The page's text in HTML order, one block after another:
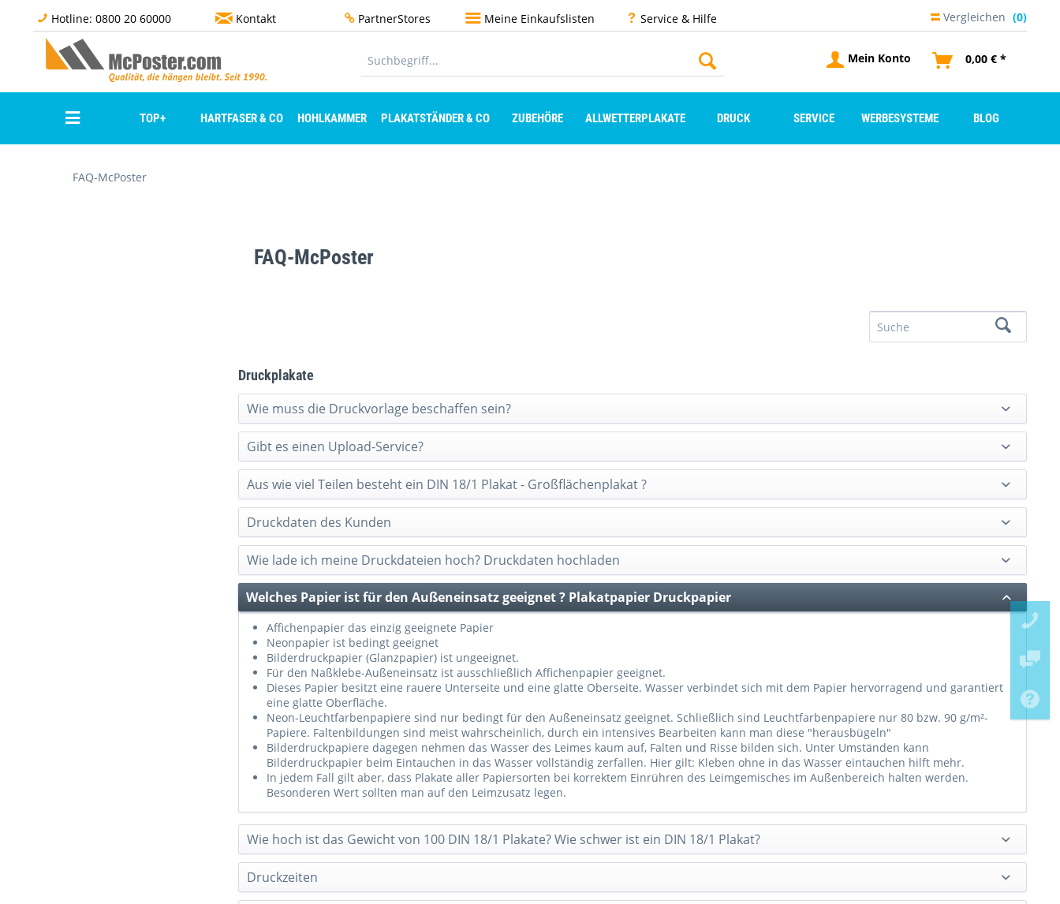
Hotline: 0800 20 60000 Kontakt PartnerStores Meine Einkaufslisten Service & Hilfe Vergleichen (0)
Mein Konto 0,00 € *
TOP+ HARTFASER & CO HOHLKAMMER PLAKATSTÄNDER & CO ZUBEHÖRE ALLWETTERPLAKATE DRUCK SERVICE WERBESYSTEME BLOG
FAQ-McPoster
FAQ-McPoster
Druckplakate
Wie muss die Druckvorlage beschaffen sein?
Gibt es einen Upload-Service?
Aus wie viel Teilen besteht ein DIN 18/1 Plakat - Großflächenplakat ?
Druckdaten des Kunden
Wie lade ich meine Druckdateien hoch? Druckdaten hochladen
Welches Papier ist für den Außeneinsatz geeignet ? Plakatpapier Druckpapier
Affichenpapier das einzig geeignete Papier
Neonpapier ist bedingt geeignet
Bilderdruckpapier (Glanzpapier) ist ungeeignet.
Für den Naßklebe-Außeneinsatz ist ausschließlich Affichenpapier geeignet.
Dieses Papier besitzt eine rauere Unterseite und eine glatte Oberseite. Wasser verbindet sich mit dem Papier hervorragend und garantiert
eine glatte Oberfläche.
Neon-Leuchtfarbenpapiere sind nur bedingt für den Außeneinsatz geeignet. Schließlich sind Leuchtfarbenpapiere nur 80 bzw. 90 g/m²-
Papiere. Faltenbildungen sind meist wahrscheinlich, durch ein intensives Bearbeiten kann man diese "herausbügeln"
Bilderdruckpapiere dagegen nehmen das Wasser des Leimes kaum auf, Falten und Risse bilden sich. Unter Umständen kann
Bilderdruckpapier beim Eintauchen in das Wasser vollständig zerfallen. Hier gilt: Kleben ohne in das Wasser eintauchen hilft mehr.
In jedem Fall gilt aber, dass Plakate aller Papiersorten bei korrektem Einrühren des Leimgemisches im Außenbereich halten werden.
Besonderen Wert sollten man auf den Leimzusatz legen.
Wie hoch ist das Gewicht von 100 DIN 18/1 Plakate? Wie schwer ist ein DIN 18/1 Plakat?
Druckzeiten